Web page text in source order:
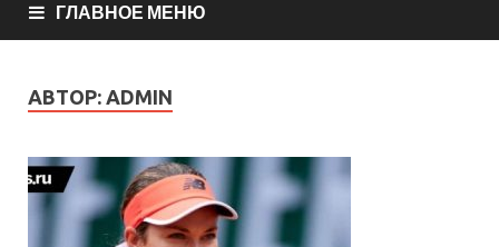
ГЛАВНОЕ МЕНЮ
АВТОР: ADMIN